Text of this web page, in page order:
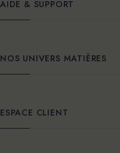
AIDE & SUPPORT
NOS UNIVERS MATIÈRES
ESPACE CLIENT